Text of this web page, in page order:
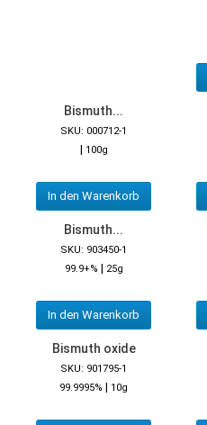
Bismuth...
SKU: 000712-1
| 100g
In den Warenkorb
Bismuth...
SKU: 903450-1
99.9+% | 25g
In den Warenkorb
Bismuth oxide
SKU: 901795-1
99.9995% | 10g